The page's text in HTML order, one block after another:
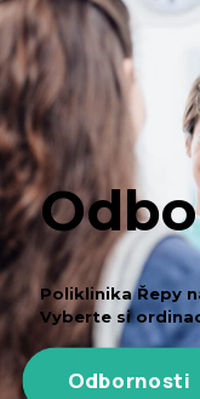
Poliklinika Řepy
Vyberte si
Odbornosti